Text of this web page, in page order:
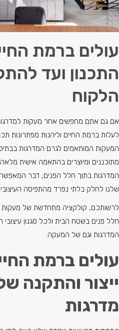
עולים ברמת
התכנון ועד
הלקוח
אם גם אתם מחפשים אחר מעקות
לעלות ברמת החיים וליהנות מפתרונות
המעקות המותאמים לגרם המדרגות
מתוכננים ומיוצרים בהתאמה אישית
המדרגות בתוך חלל הפנים, דבר
שלנו לחלק בלתי נפרד מהתפיסה
לרשותכם, קולקציה מתחדשת של מעקות
חלל פנים בשטח הבית ולכל סגנון
המדרגות וגם של המעקה.
עולים ברמת
ייצור והתקנה
מדרגות